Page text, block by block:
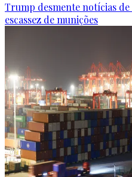
Trump desmente notícias
escassez de munições